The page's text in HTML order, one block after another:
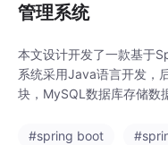
管理系统
本文设计开发了一款基于
系统采用Java语言开发，
块，MySQL数据库存储数
结构图清晰展示各角色间
#spring boot